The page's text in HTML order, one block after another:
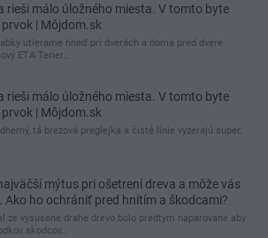
rieši málo úložného miesta. V tomto byte
| Môjdom.sk
utierame hneď pri dverách a doma pred dvere
ETA Terier…
rieši málo úložného miesta. V tomto byte
| Môjdom.sk
tá brezová preglejka a čisté línie vyzerajú super.
mýtus pri ošetrení dreva a môže vás
Ako ho ochrániť pred hnitím a škodcami?
ze vysusene drahe drevo bolo predtym naparovane aby
skodcov...